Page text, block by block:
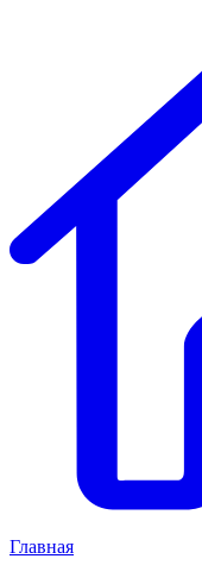
Главная